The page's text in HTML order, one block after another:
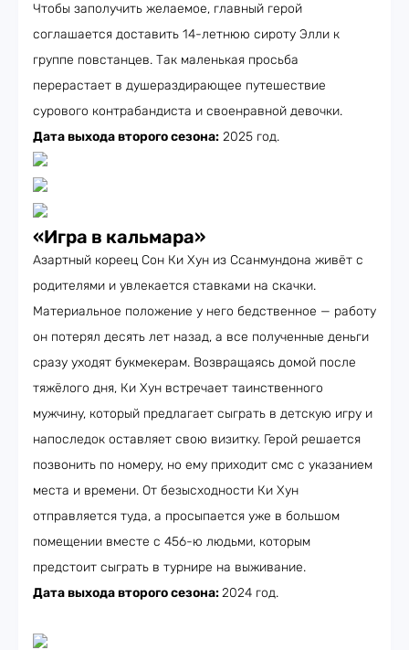
Чтобы заполучить желаемое, главный герой
соглашается доставить 14-летнюю сироту Элли к
группе повстанцев. Так маленькая просьба
перерастает в душераздирающее путешествие
сурового контрабандиста и своенравной девочки.
Дата выхода второго сезона: 2025 год.
«Игра в кальмара»
Азартный кореец Сон Ки Хун из Ссанмундона живёт с
родителями и увлекается ставками на скачки.
Материальное положение у него бедственное — работу
он потерял десять лет назад, а все полученные деньги
сразу уходят букмекерам. Возвращаясь домой после
тяжёлого дня, Ки Хун встречает таинственного
мужчину, который предлагает сыграть в детскую игру и
напоследок оставляет свою визитку. Герой решается
позвонить по номеру, но ему приходит смс с указанием
места и времени. От безысходности Ки Хун
отправляется туда, а просыпается уже в большом
помещении вместе с 456-ю людьми, которым
предстоит сыграть в турнире на выживание.
Дата выхода второго сезона:2024 год.